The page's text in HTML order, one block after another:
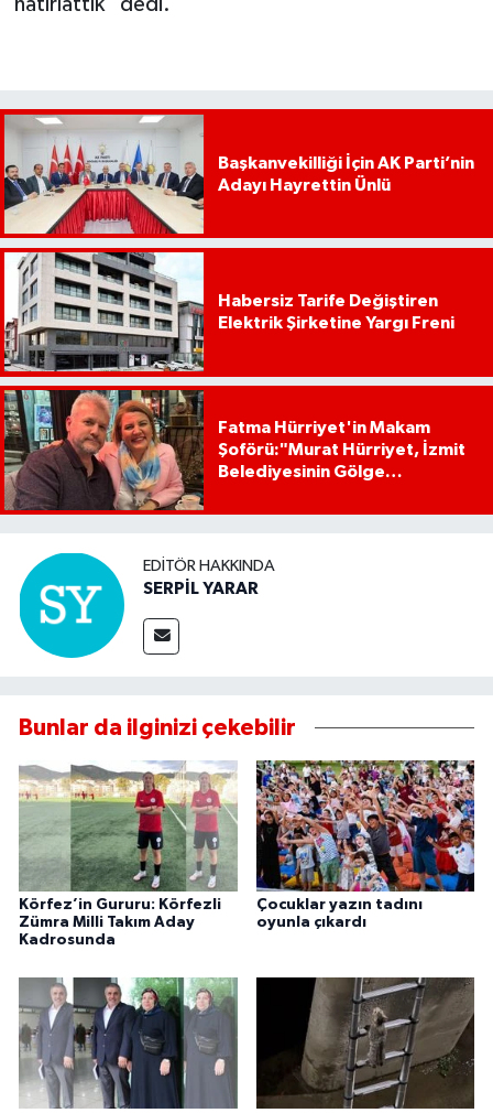
Başkanvekilliği İçin AK Parti’nin
Adayı Hayrettin Ünlü
Habersiz Tarife Değiştiren
Elektrik Şirketine Yargı Freni
Fatma Hürriyet'in Makam
Şoförü:"Murat Hürriyet, İzmit
Belediyesinin Gölge
EDITÖR HAKKINDA
SERPİL YARAR
Bunlar da ilginizi çekebilir
Körfez’in Gururu: Körfezli
Zümra Milli Takım Aday
Kadrosunda
Çocuklar yazın tadını
oyunla çıkardı